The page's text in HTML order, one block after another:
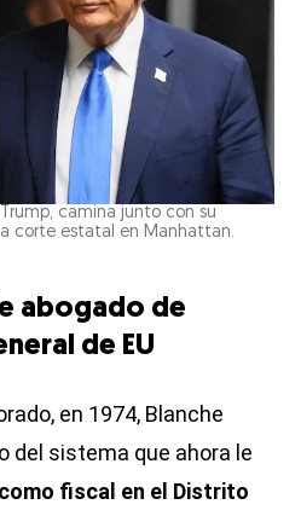
camina junto con su
corte estatal en Manhattan.
abogado de
de EU
en 1974, Blanche
del sistema que ahora le
fiscal en el Distrito